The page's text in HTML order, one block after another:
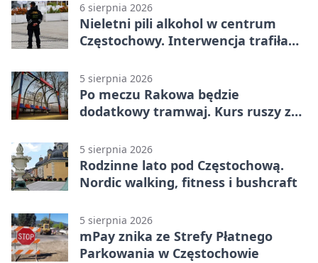
6 sierpnia 2026
Nieletni pili alkohol w centrum
Częstochowy. Interwencja trafiła
5 sierpnia 2026
Po meczu Rakowa będzie
dodatkowy tramwaj. Kurs ruszy ze
5 sierpnia 2026
Rodzinne lato pod Częstochową.
Nordic walking, fitness i bushcraft
5 sierpnia 2026
mPay znika ze Strefy Płatnego
Parkowania w Częstochowie